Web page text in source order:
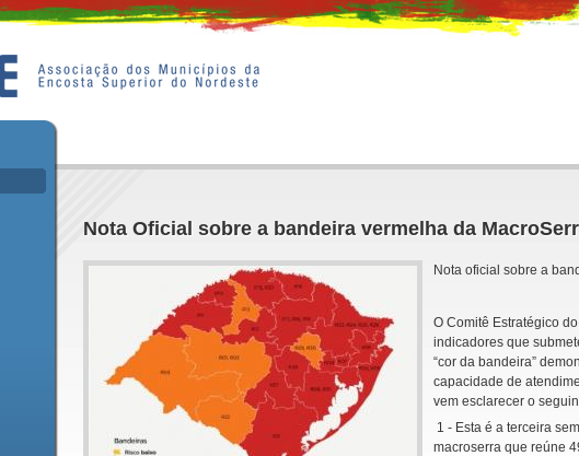
Nota Oficial sobre a bandeira vermelha da
Nota oficial sobre a
O Comitê Estratégico
indicadores que
“cor da bandeira”
capacidade de
vem esclarecer o
1 - Esta é a terceira
macroserra que reúne